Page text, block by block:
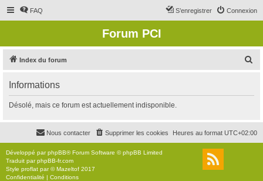
FAQ Connexion
S’enregistrer
Forum PCI
Index du forum
r
c
Informations
Désolé, mais ce forum est actuellement indisponible.
Heures au format UTC+02:00
Supprimer les cookies
Nous contacter
Développé parphpBB® Forum Software © phpBB Limited
Traduit parphpBB-fr.com
Style proflat par ©Mazeltof 2017
Confidentialité | Conditions